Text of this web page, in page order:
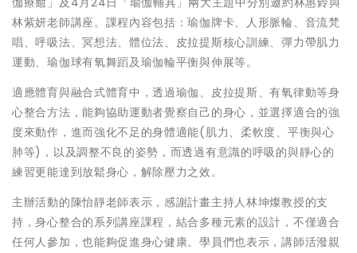
林紫妍老師講座。課程內容包括：瑜伽牌卡、人形脈輪、音流梵
唱、呼吸法、冥想法、體位法、皮拉提斯核心訓練、彈力帶肌力
運動、瑜伽球有氧舞蹈及瑜伽輪平衡與伸展等。
適應體育與融合式體育中，透過瑜伽、皮拉提斯、有氧律動等身
心整合方法，能夠協助運動者覺察自己的身心，並選擇適合的強
度來動作，進而強化不足的身體適能(肌力、柔軟度、平衡與心
肺等)，以及調整不良的姿勢，而透過有意識的呼吸的與靜心的
練習更能達到放鬆身心，解除壓力之效。
主辦活動的陳怡靜老師表示，感謝計畫主持人林坤燦教授的支
持，身心整合的系列講座課程，結合多種元素的設計，不僅適合
任何人參加，也能夠促進身心健康。學員們也表示，講師活潑親